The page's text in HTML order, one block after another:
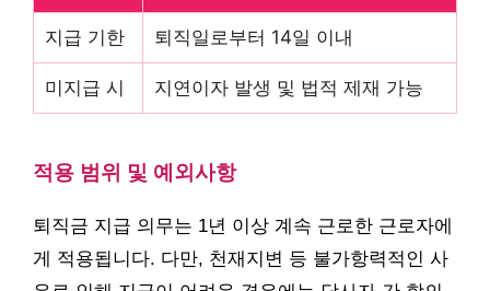
지급 기한 퇴직일로부터 14일 이내
미지급 시 지연이자 발생 및 법적 제재 가능
적용 범위 및 예외사항
퇴직금 지급 의무는 1년 이상 계속 근로한 근로자에
게 적용됩니다. 다만, 천재지변 등 불가항력적인 사